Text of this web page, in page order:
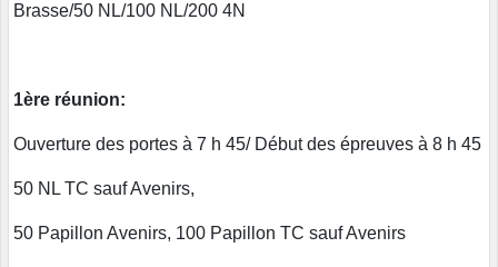
Brasse/50 NL/100 NL/200 4N
1ère réunion:
Ouverture des portes à 7 h 45/ Début des épreuves à 8 h 45
50 NL TC sauf Avenirs,
50 Papillon Avenirs, 100 Papillon TC sauf Avenirs